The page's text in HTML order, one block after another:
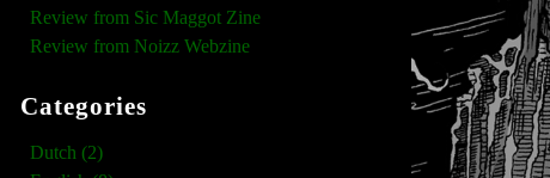
Review from Sic Maggot Zine
Review from Noizz Webzine
Categories
Dutch (2)